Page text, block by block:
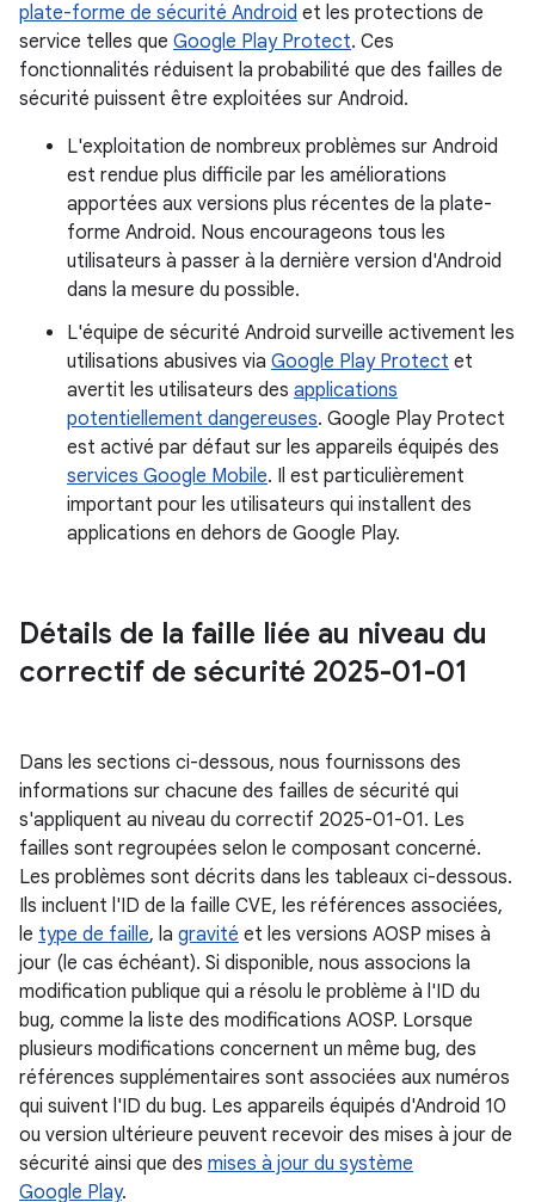
plate-forme de sécurité Android et les protections de
service telles que Google Play Protect. Ces
fonctionnalités réduisent la probabilité que des failles de
sécurité puissent être exploitées sur Android.
L'exploitation de nombreux problèmes sur Android
est rendue plus difficile par les améliorations
apportées aux versions plus récentes de la plate-
forme Android. Nous encourageons tous les
utilisateurs à passer à la dernière version d'Android
dans la mesure du possible.
L'équipe de sécurité Android surveille activement les
utilisations abusives via Google Play Protect et
avertit les utilisateurs des applications
potentiellement dangereuses. Google Play Protect
est activé par défaut sur les appareils équipés des
services Google Mobile. Il est particulièrement
important pour les utilisateurs qui installent des
applications en dehors de Google Play.
Détails de la faille liée au niveau du
correctif de sécurité 2025-01-01
Dans les sections ci-dessous, nous fournissons des
informations sur chacune des failles de sécurité qui
s'appliquent au niveau du correctif 2025-01-01. Les
failles sont regroupées selon le composant concerné.
Les problèmes sont décrits dans les tableaux ci-dessous.
Ils incluent l'ID de la faille CVE, les références associées,
le type de faille, la gravité et les versions AOSP mises à
jour (le cas échéant). Si disponible, nous associons la
modification publique qui a résolu le problème à l'ID du
bug, comme la liste des modifications AOSP. Lorsque
plusieurs modifications concernent un même bug, des
références supplémentaires sont associées aux numéros
qui suivent l'ID du bug. Les appareils équipés d'Android 10
ou version ultérieure peuvent recevoir des mises à jour de
sécurité ainsi que des mises à jour du système
Google Play.